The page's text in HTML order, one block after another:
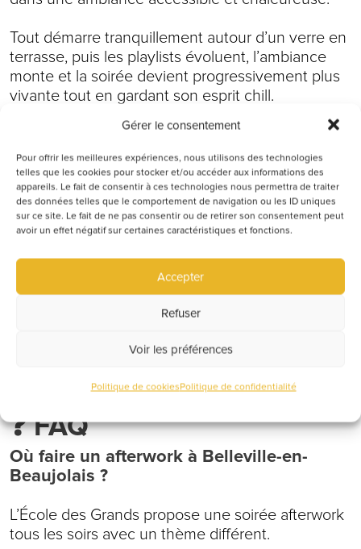
Gérer le consentement
Pour offrir les meilleures expériences, nous utilisons des technologies
telles que les cookies pour stocker et/ou accéder aux informations des
appareils. Le fait de consentir à ces technologies nous permettra de traiter
des données telles que le comportement de navigation ou les ID uniques
sur ce site. Le fait de ne pas consentir ou de retirer son consentement peut
avoir un effet négatif sur certaines caractéristiques et fonctions.
Accepter
Refuser
Voir les préférences
Politique de cookiesPolitique de confidentialité
Tout démarre tranquillement autour d’un verre en
terrasse, puis les playlists évoluent, l’ambiance
monte et la soirée devient progressivement plus
vivante tout en gardant son esprit chill.
☀️ Terrasse d’été
🍹 Cocktails & afterwork
🎧 Ambiance musicale festive
🍔 Burgers, pinsas et planches
🔥 Moment de détente entre amis
où sortir à Belleville le jeudi
un afterwork estival convivial
un spot terrasse avec musique
Alors la Récré summer afterwork est faite pour toi.
❓ FAQ
Où faire un afterwork à Belleville-en-
Beaujolais ?
L’École des Grands propose une soirée afterwork
tous les soirs avec un thème différent.